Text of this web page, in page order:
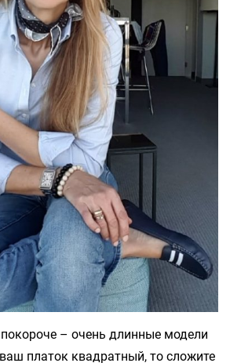
– очень длинные модели
платок квадратный, то сложите